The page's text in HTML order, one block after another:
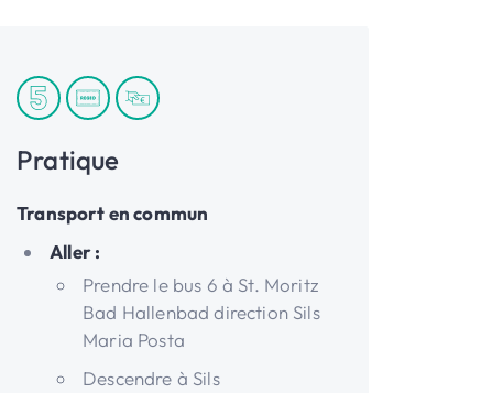
Pratique
Transport en commun
Aller :
Prendre le bus 6 à St. Moritz
Bad Hallenbad direction Sils
Maria Posta
Descendre à Sils